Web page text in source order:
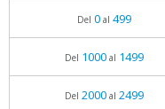
Del 0al 499
Del 1000al 1499
Del 2000al 2499